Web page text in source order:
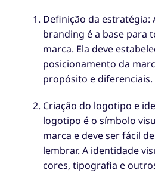
Definição da estratégia:
branding é a base para
marca. Ela deve
posicionamento da
propósito e diferenciais.
Criação do logotipo e
logotipo é o símbolo
marca e deve ser fácil
lembrar. A identidade
cores, tipografia e